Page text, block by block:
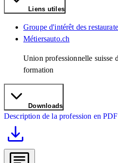
Liens utiles
Groupe d'intérêt des
Métiersauto.ch
Union professionnelle suisse
formation
Downloads
Description de la profession en PDF